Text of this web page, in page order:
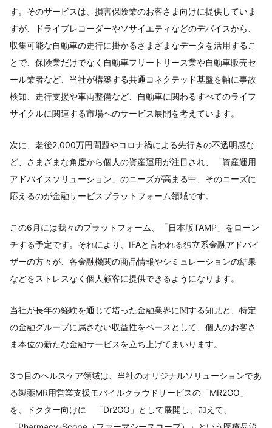
す。そのサービスは、損害保険業のお客さま向けに提供していま
すが、ドライブレコーダーやソサイエティなどのデバイスから、
収集可能な自動車の走行に掛かるさまざまなデータを活用するこ
とで、保険業だけでなく自動車フリートリース業や自動車販売セ
ール業者など、当社が構築する共通コネクテッド基盤を軸に事故
検知、走行支援や車両整備など、自動車に関わるすべてのライフ
サイクルに関連する市場へのサービス展開を考えています。
次に、老後2,000万円問題やコロナ禍による先行きの不透明感な
ど、さまざまな角度から個人の資産運用が注目され、「資産運用
アドバイスソリューション」のニーズが高まる中、そのニーズに
応えるのが金融サービスプラットフォーム領域です。
この6月には我々のプラットフォーム、「日本版TAMP」をローン
チする予定です。それにより、IFAと言われる独立系金融アドバイ
ザーの方々が、各金融機関の商品情報やシミュレーションの結果
などをストレスなく個人顧客に提供できるようになります。
当社が長年の経験を通じて培った金融業界に関する知見と、特定
の金融グループに属さない収益性をベースとして、個人のお客さ
ま本位の新たな金融サービスを立ち上げてまいります。
3つ目のヘルスケア領域は、当社のオリジナルソリューションであ
る製薬MR用営業支援モバイルクラウドサービスの「MR2GO」
を、ドクター向けに 「Dr2GO」として展開し、加えて、